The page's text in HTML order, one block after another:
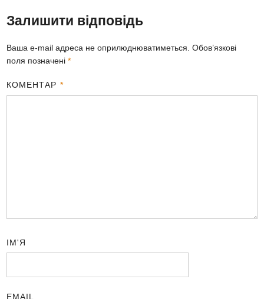
Залишити відповідь
Ваша e-mail адреса не оприлюднюватиметься. Обов’язкові
поля позначені*
КОМЕНТАР *
ІМ'Я
EMAIL